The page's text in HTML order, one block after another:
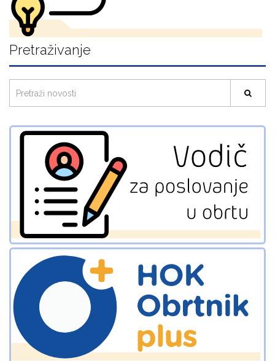
Pretraživanje